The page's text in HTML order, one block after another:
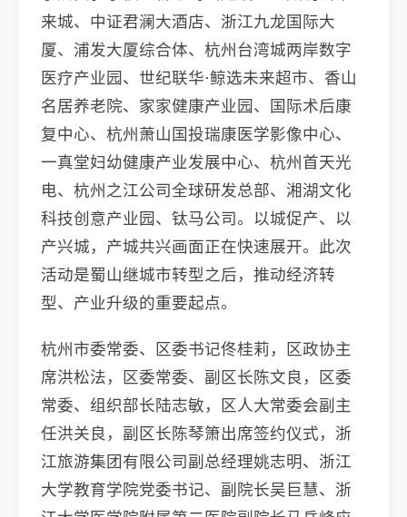
来城、中证君澜大酒店、浙江九龙国际大
厦、浦发大厦综合体、杭州台湾城两岸数字
医疗产业园、世纪联华⋅鲸选未来超市、香山
名居养老院、家家健康产业园、国际术后康
复中心、杭州萧山国投瑞康医学影像中心、
一真堂妇幼健康产业发展中心、杭州首天光
电、杭州之江公司全球研发总部、湘湖文化
科技创意产业园、钛马公司。以城促产、以
产兴城，产城共兴画面正在快速展开。此次
活动是蜀山继城市转型之后，推动经济转
型、产业升级的重要起点。
杭州市委常委、区委书记佟桂莉，区政协主
席洪松法，区委常委、副区长陈文良，区委
常委、组织部长陆志敏，区人大常委会副主
任洪关良，副区长陈琴箫出席签约仪式，浙
江旅游集团有限公司副总经理姚志明、浙江
大学教育学院党委书记、副院长吴巨慧、浙